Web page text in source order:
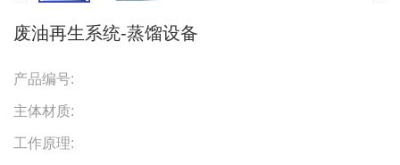
废油再生系统-蒸馏设备
产品编号:
主体材质:
工作原理: